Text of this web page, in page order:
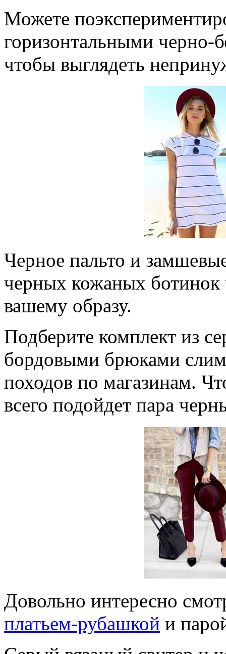
Можете
горизонтальными
чтобы выглядеть
Черное пальто и
черных кожаных ботинок
вашему образу.
Подберите комплект из
бордовыми брюками
походов по магазинам.
всего подойдет пара
Довольно интересно
платьем-рубашкой и